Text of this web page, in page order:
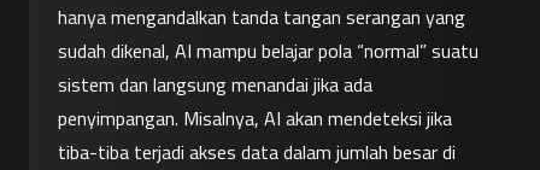
hanya mengandalkan tanda tangan serangan yang
sudah dikenal, AI mampu belajar pola “normal” suatu
sistem dan langsung menandai jika ada
penyimpangan. Misalnya, AI akan mendeteksi jika
tiba-tiba terjadi akses data dalam jumlah besar di